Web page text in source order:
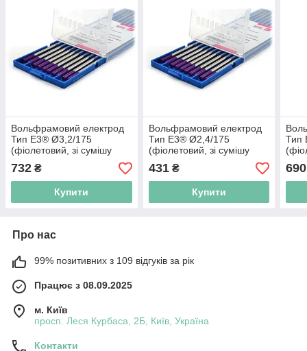
Вольфрамовий електрод
Тип E3® Ø3,2/175
(фіолетовий, зі сумішу
оксидів) універсальний
ABICOR BINZEL
732 ₴
Купити
Вольфрамовий електрод
Тип E3® Ø2,4/175
(фіолетовий, зі сумішу
оксидів) універсальний
ABICOR BINZEL
431₴
Купити
Тип
690
Про нас
99% позитивних з 109 відгуків за рік
Працює з 08.09.2025
м. Київ
просп. Леся Курбаса, 2Б, Київ, Україна
Контакти